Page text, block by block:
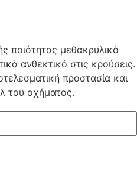
ποιότητας μεθακρυλικό
ανθεκτικό στις κρούσεις.
προστασία και
του οχήματος.